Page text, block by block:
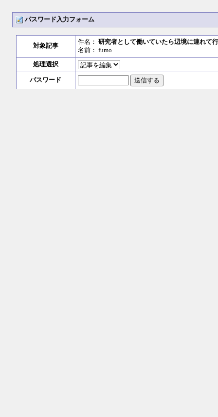
パスワード入力フォーム
対象記事
件名： 研究者として働いていたら辺境に連れて
名前： fumo
処理選択
パスワード